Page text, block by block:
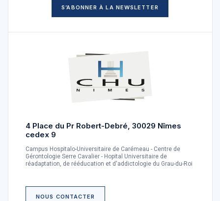
S’ABONNER À LA NEWSLETTER
4 Place du Pr Robert-Debré, 30029 Nîmes
cedex 9
Campus Hospitalo-Universitaire de Carémeau - Centre de
Gérontologie Serre Cavalier - Hopital Universitaire de
réadaptation, de rééducation et d'addictologie du Grau-du-Roi
NOUS CONTACTER